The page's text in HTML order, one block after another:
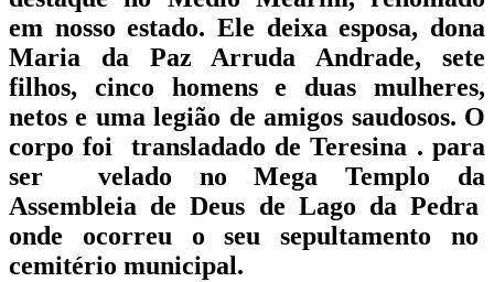
em nosso estado. Ele deixa esposa, dona
Maria da Paz Arruda Andrade, sete
filhos, cinco homens e duas mulheres,
netos e uma legião de amigos saudosos. O
corpo foi transladado de Teresina . para
ser velado no Mega Templo da
Assembleia de Deus de Lago da Pedra
onde ocorreu o seu sepultamento no
cemitério municipal.